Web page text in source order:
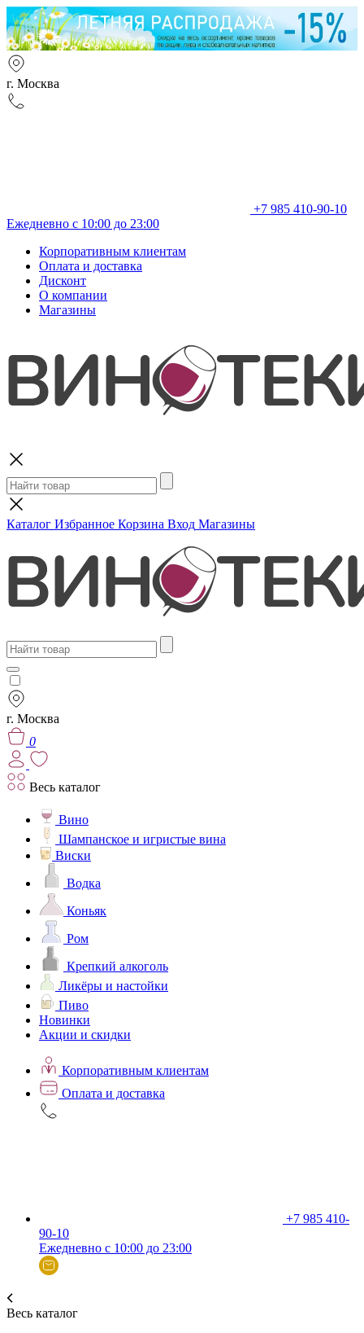
г. Москва
+7 985 410-90-10
Ежедневно с 10:00 до 23:00
Корпоративным клиентам
Оплата и доставка
Дисконт
О компании
Магазины
Каталог Избранное Корзина Вход Магазины
г. Москва
0
Весь каталог
Вино
Шампанское и игристые вина
Виски
Водка
Коньяк
Ром
Крепкий алкоголь
Ликёры и настойки
Пиво
Новинки
Акции и скидки
Корпоративным клиентам
Оплата и доставка
+7 985 410-
90-10
Ежедневно с 10:00 до 23:00
Весь каталог